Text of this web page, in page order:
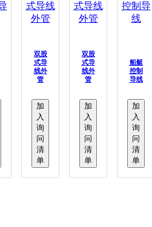
双股
式导
线外
管
加
入
询
问
清
单
双股
式导
线外
管
加
入
询
问
清
单
船艇
控制
导线
加
入
询
问
清
单